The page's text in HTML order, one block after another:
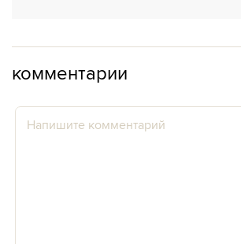
комментарии